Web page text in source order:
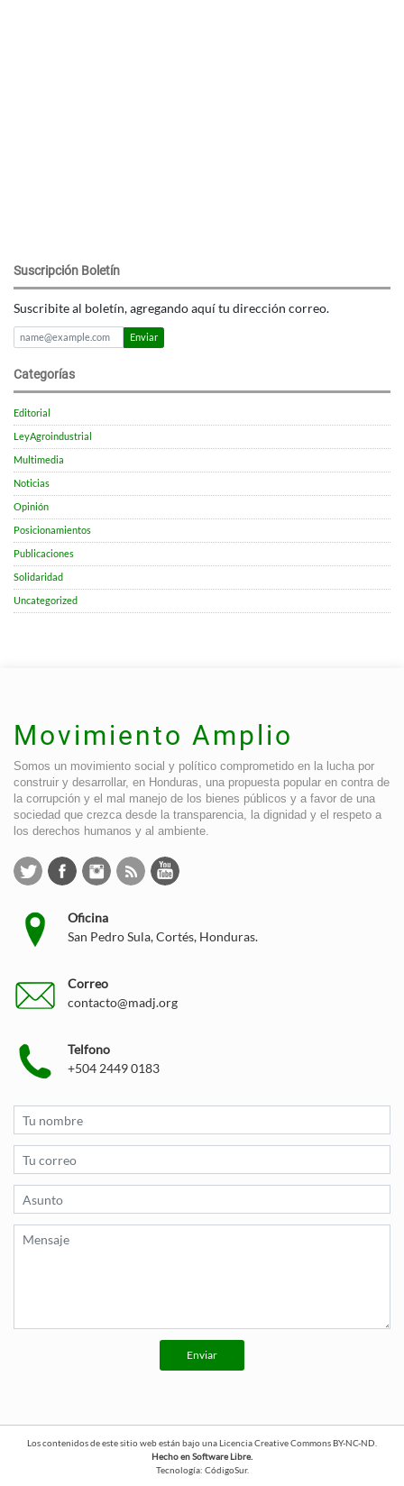
Suscripción Boletín
Suscribite al boletín, agregando aquí tu dirección correo.
Enviar
Categorías
Editorial
LeyAgroindustrial
Multimedia
Noticias
Opinión
Posicionamientos
Publicaciones
Solidaridad
Uncategorized
Movimiento Amplio
Somos un movimiento social y político comprometido en la lucha por
construir y desarrollar, en Honduras, una propuesta popular en contra de
la corrupción y el mal manejo de los bienes públicos y a favor de una
sociedad que crezca desde la transparencia, la dignidad y el respeto a
los derechos humanos y al ambiente.
Oficina
San Pedro Sula, Cortés, Honduras.
Correo
contacto@madj.org
Telfono
+504 2449 0183
Enviar
Los contenidos de este sitio web están bajo unaLicencia Creative Commons BY-NC-ND
Hecho en Software Libre.
Tecnología: CódigoSur.